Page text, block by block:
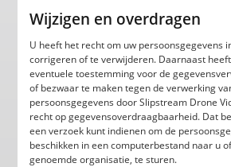
Wijzigen en overdragen
U heeft het recht om uw persoonsgegevens
corrigeren of te verwijderen. Daarnaast
eventuele toestemming voor de
of bezwaar te maken tegen de verwerking
persoonsgegevens door Slipstream Drone
recht op gegevensoverdraagbaarheid. Dat
een verzoek kunt indienen om de
beschikken in een computerbestand naar u
genoemde organisatie, te sturen.